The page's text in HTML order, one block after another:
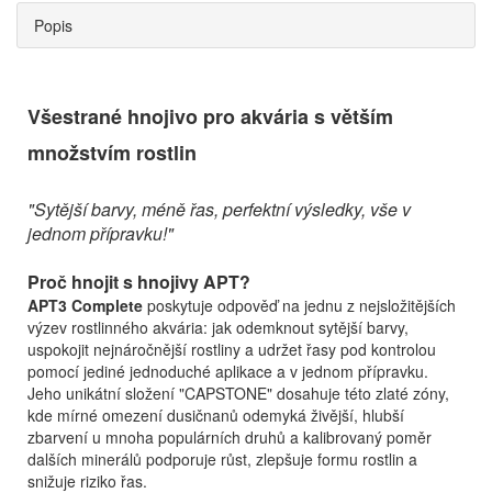
Popis
Všestrané hnojivo pro akvária s větším
množstvím rostlin
"Sytější barvy, méně řas, perfektní výsledky, vše v
jednom přípravku!"
Proč hnojit s hnojivy APT?
APT3 Complete poskytuje odpověď na jednu z nejsložitějších
výzev rostlinného akvária: jak odemknout sytější barvy,
uspokojit nejnáročnější rostliny a udržet řasy pod kontrolou
pomocí jediné jednoduché aplikace a v jednom přípravku.
Jeho unikátní složení "CAPSTONE" dosahuje této zlaté zóny,
kde mírné omezení dusičnanů odemyká živější, hlubší
zbarvení u mnoha populárních druhů a kalibrovaný poměr
dalších minerálů podporuje růst, zlepšuje formu rostlin a
snižuje riziko řas.